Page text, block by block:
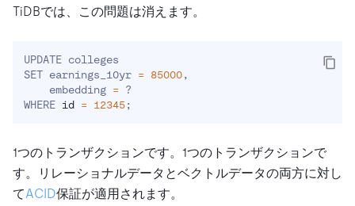
TiDBでは、この問題は消えます。
UPDATE colleges
SET earnings_10yr = 85000,
    embedding
= ?
WHERE id = 12345;
1つのトランザクションです。1つのトランザクションで
す。リレーショナルデータとベクトルデータの両方に対し
てACID保証が適用されます。